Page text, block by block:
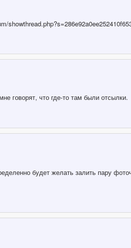
говорят, что где-то там были
будет желать залить пару